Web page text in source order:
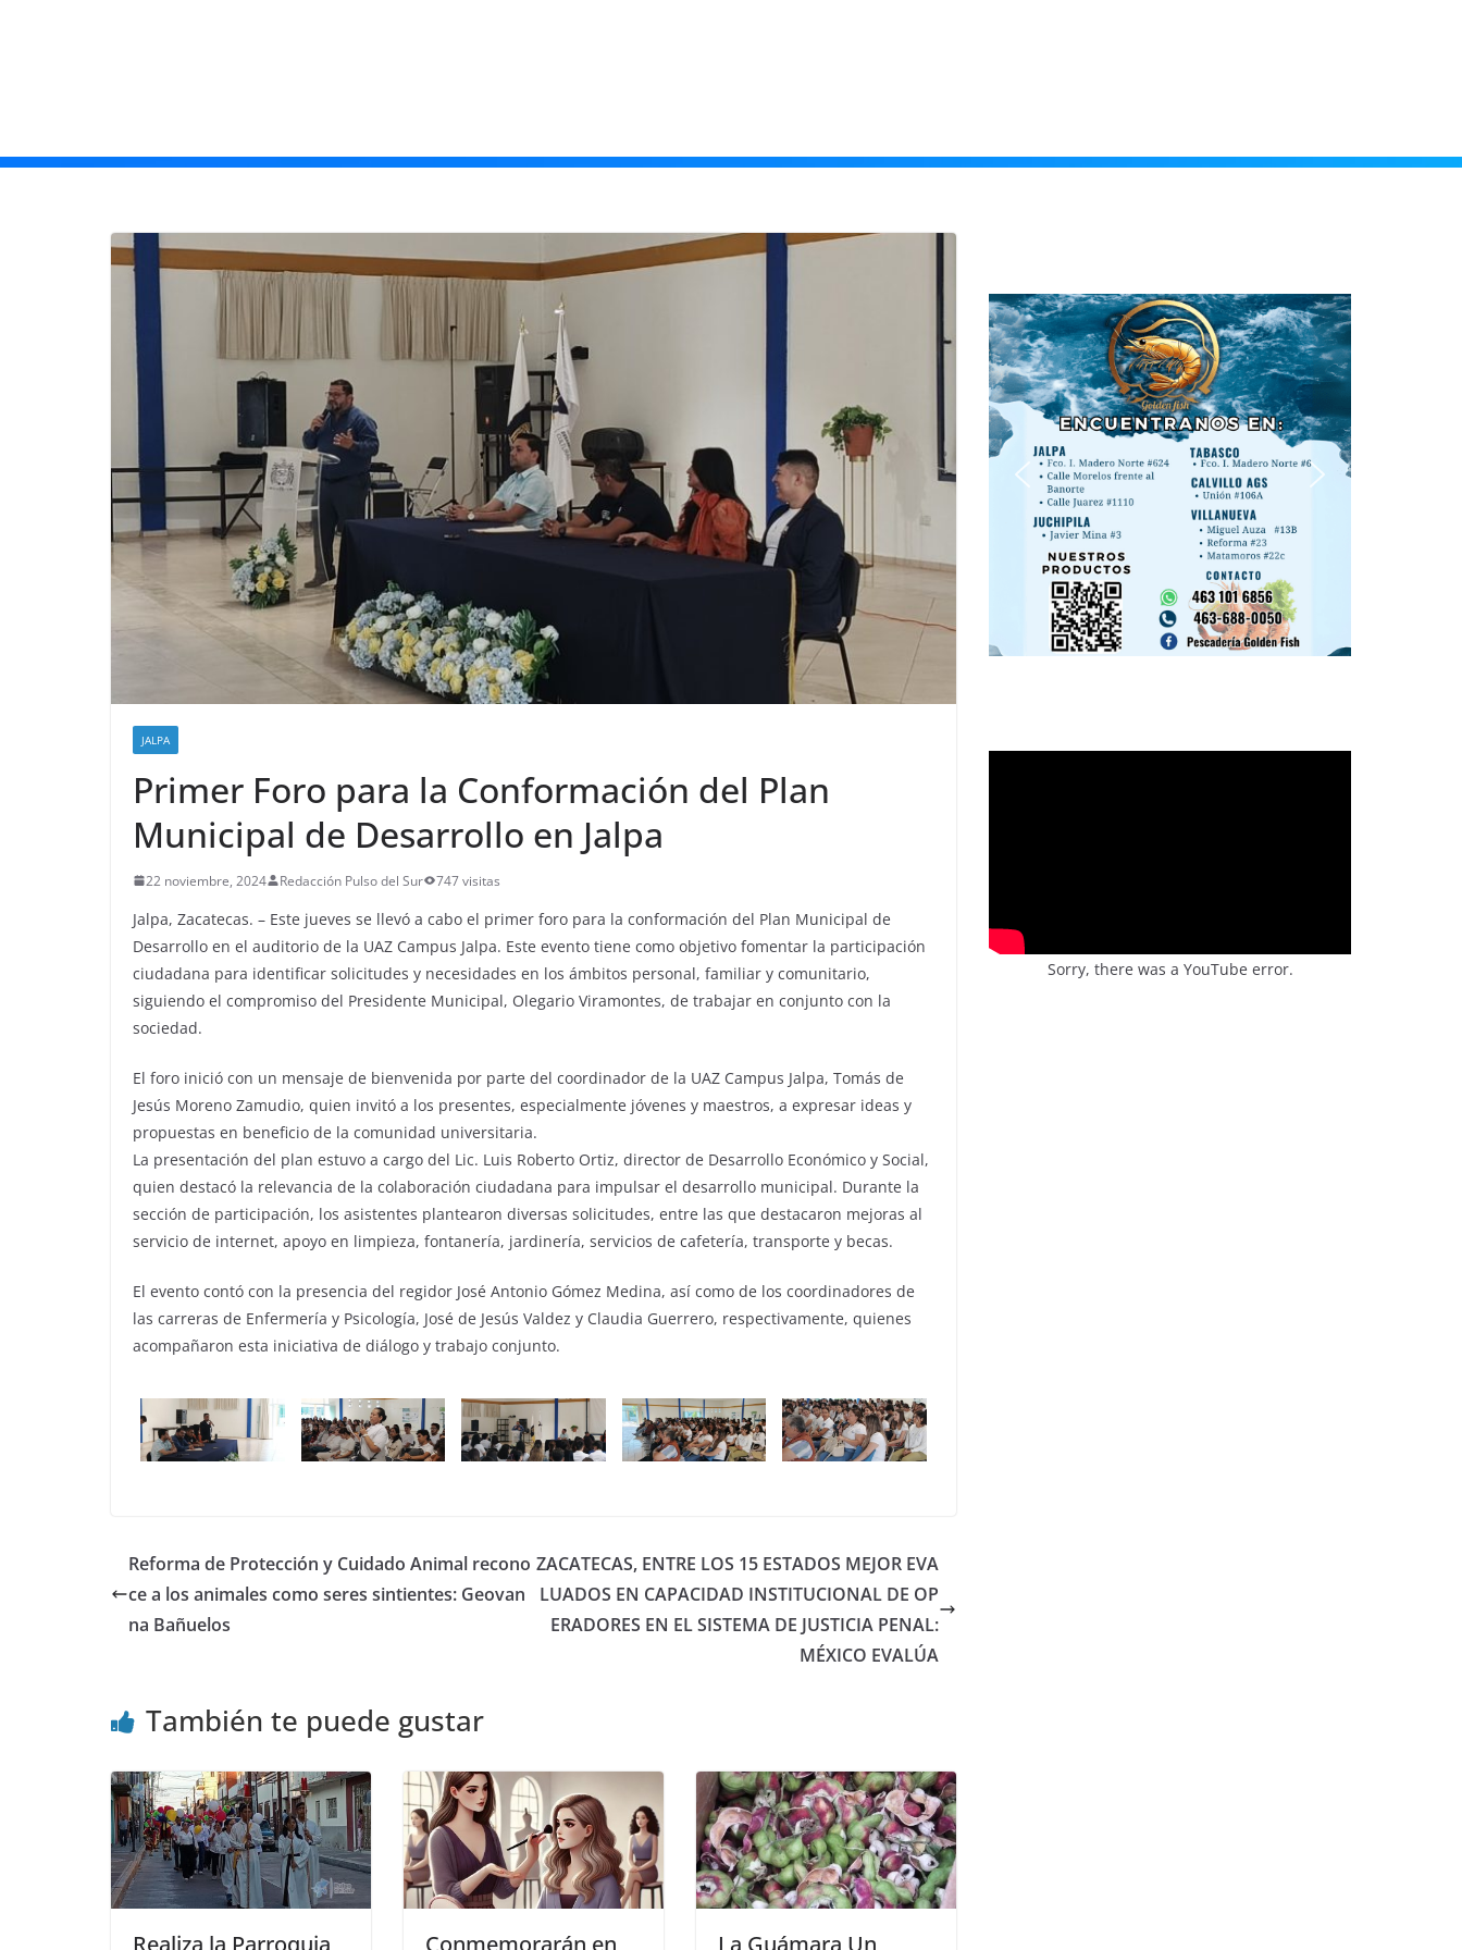
JALPA
Primer Foro para la Conformación del Plan
Municipal de Desarrollo en Jalpa
22 noviembre, 2024 Redacción Pulso del Sur 747 visitas
Jalpa, Zacatecas. – Este jueves se llevó a cabo el primer foro para la conformación del Plan Municipal de
Desarrollo en el auditorio de la UAZ Campus Jalpa. Este evento tiene como objetivo fomentar la participación
ciudadana para identificar solicitudes y necesidades en los ámbitos personal, familiar y comunitario,
siguiendo el compromiso del Presidente Municipal, Olegario Viramontes, de trabajar en conjunto con la
sociedad.
El foro inició con un mensaje de bienvenida por parte del coordinador de la UAZ Campus Jalpa, Tomás de
Jesús Moreno Zamudio, quien invitó a los presentes, especialmente jóvenes y maestros, a expresar ideas y
propuestas en beneficio de la comunidad universitaria.
La presentación del plan estuvo a cargo del Lic. Luis Roberto Ortiz, director de Desarrollo Económico y Social,
quien destacó la relevancia de la colaboración ciudadana para impulsar el desarrollo municipal. Durante la
sección de participación, los asistentes plantearon diversas solicitudes, entre las que destacaron mejoras al
servicio de internet, apoyo en limpieza, fontanería, jardinería, servicios de cafetería, transporte y becas.
El evento contó con la presencia del regidor José Antonio Gómez Medina, así como de los coordinadores de
las carreras de Enfermería y Psicología, José de Jesús Valdez y Claudia Guerrero, respectivamente, quienes
acompañaron esta iniciativa de diálogo y trabajo conjunto.
Reforma de Protección y Cuidado Animal recono
ce a los animales como seres sintientes: Geovan
na Bañuelos
ZACATECAS, ENTRE LOS 15 ESTADOS MEJOR EVA
LUADOS EN CAPACIDAD INSTITUCIONAL DE OP
ERADORES EN EL SISTEMA DE JUSTICIA PENAL:
MÉXICO EVALÚA
También te puede gustar
Realiza la Parroquia Conmemorarán en La Guámara Un
Sorry, there was a YouTube error.